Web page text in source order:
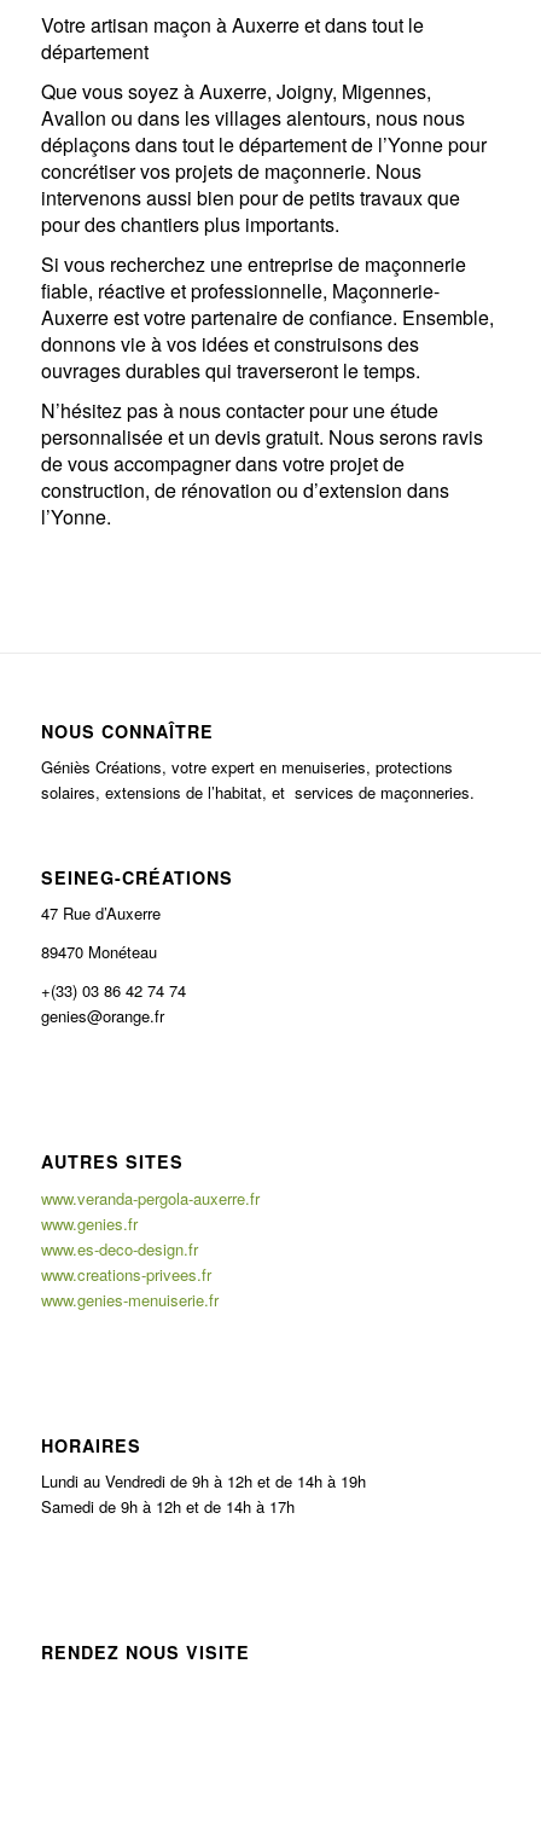
Votre artisan maçon à Auxerre et dans tout le
département
Que vous soyez à Auxerre, Joigny, Migennes,
Avallon ou dans les villages alentours, nous nous
déplaçons dans tout le département de l’Yonne pour
concrétiser vos projets de maçonnerie. Nous
intervenons aussi bien pour de petits travaux que
pour des chantiers plus importants.
Si vous recherchez une entreprise de maçonnerie
fiable, réactive et professionnelle, Maçonnerie-
Auxerre est votre partenaire de confiance. Ensemble,
donnons vie à vos idées et construisons des
ouvrages durables qui traverseront le temps.
N’hésitez pas à nous contacter pour une étude
personnalisée et un devis gratuit. Nous serons ravis
de vous accompagner dans votre projet de
construction, de rénovation ou d’extension dans
l’Yonne.
NOUS CONNAÎTRE
Géniès Créations, votre expert en menuiseries, protections
solaires, extensions de l’habitat, et services de maçonneries.
SEINEG-CRÉATIONS
47 Rue d’Auxerre
89470 Monéteau
+(33) 03 86 42 74 74
genies@orange.fr
AUTRES SITES
www.veranda-pergola-auxerre.fr
www.genies.fr
www.es-deco-design.fr
www.creations-privees.fr
www.genies-menuiserie.fr
HORAIRES
Lundi au Vendredi de 9h à 12h et de 14h à 19h
Samedi de 9h à 12h et de 14h à 17h
RENDEZ NOUS VISITE